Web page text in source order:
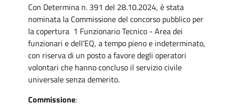
Con Determina n. 391 del 28.10.2024, è stata
nominata la Commissione del concorso pubblico per
la copertura 1 Funzionario Tecnico - Area dei
funzionari e dell’EQ, a tempo pieno e indeterminato,
con riserva di un posto a favore degli operatori
volontari che hanno concluso il servizio civile
universale senza demerito.
Commissione: